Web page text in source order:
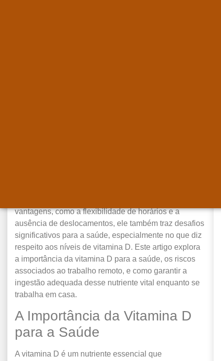
vantagens, como a flexibilidade de horários e a
ausência de deslocamentos, ele também traz desafios
significativos para a saúde, especialmente no que diz
respeito aos níveis de vitamina D. Este artigo explora
a importância da vitamina D para a saúde, os riscos
associados ao trabalho remoto, e como garantir a
ingestão adequada desse nutriente vital enquanto se
trabalha em casa.
A Importância da Vitamina D
para a Saúde
A vitamina D é um nutriente essencial que